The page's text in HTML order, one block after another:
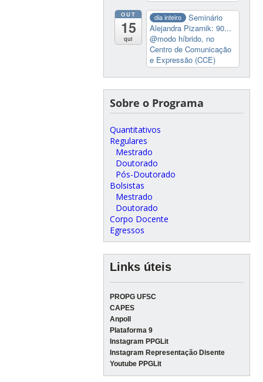
OUT
15
qui
dia inteiro
Seminário
Alejandra Pizarnik: 90...
@modo híbrido, no
Centro de Comunicação
e Expressão (CCE)
Sobre o Programa
Quantitativos
Regulares
Mestrado
Doutorado
Pós-Doutorado
Bolsistas
Mestrado
Doutorado
Corpo Docente
Egressos
Links úteis
PROPG UFSC
CAPES
Anpoll
Plataforma 9
Instagram PPGLit
Instagram Representação Disente
Youtube PPGLit